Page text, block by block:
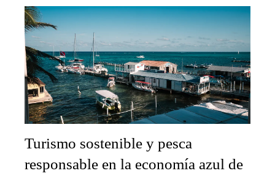
Turismo sostenible y pesca
responsable en la economía azul de